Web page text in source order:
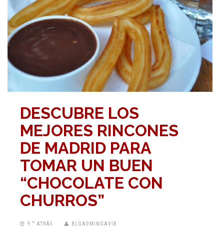
DESCUBRE LOS
MEJORES RINCONES
DE MADRID PARA
TOMAR UN BUEN
“CHOCOLATE CON
CHURROS”
9 “” ATRÁS BLGADMINGAVIR